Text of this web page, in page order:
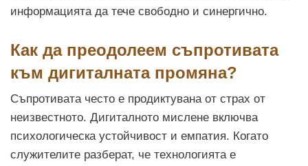
информацията да тече свободно и синергично.
Как да преодолеем съпротивата
към дигиталната промяна?
Съпротивата често е продиктувана от страх от
неизвестното. Дигиталното мислене включва
психологическа устойчивост и емпатия. Когато
служителите разберат, че технологията е